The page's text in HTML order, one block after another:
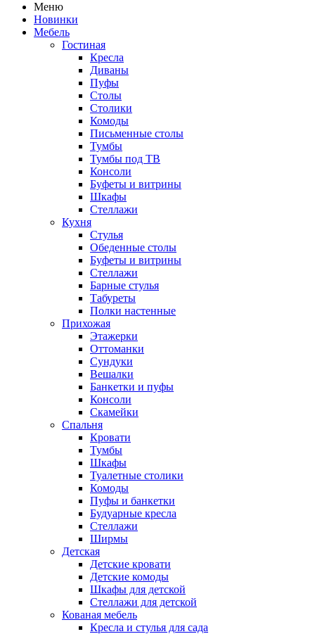
Меню
Новинки
Мебель
Гостиная
Кресла
Диваны
Пуфы
Столы
Столики
Комоды
Письменные столы
Тумбы
Тумбы под ТВ
Консоли
Буфеты и витрины
Шкафы
Стеллажи
Кухня
Стулья
Обеденные столы
Буфеты и витрины
Стеллажи
Барные стулья
Табуреты
Полки настенные
Прихожая
Этажерки
Оттоманки
Сундуки
Вешалки
Банкетки и пуфы
Консоли
Скамейки
Спальня
Кровати
Тумбы
Шкафы
Туалетные столики
Комоды
Пуфы и банкетки
Будуарные кресла
Стеллажи
Ширмы
Детская
Детские кровати
Детские комоды
Шкафы для детской
Стеллажи для детской
Кованая мебель
Кресла и стулья для сада